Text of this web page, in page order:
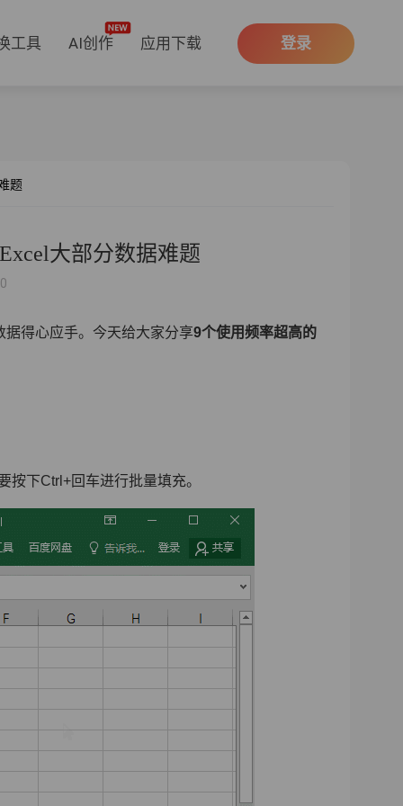
工具 AI创作 应用下载 登录
题
大部分数据难题
得心应手。今天给大家分享9个使用频率超高的
下Ctrl+回车进行批量填充。